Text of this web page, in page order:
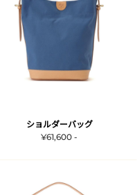
ショルダーバッグ
¥61,600 -